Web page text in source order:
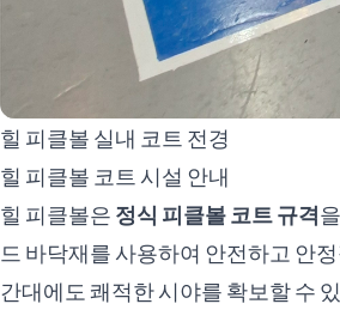
힐 피클볼 실내 코트 전경
힐 피클볼 코트 시설 안내
힐 피클볼은 정식 피클볼 코트 규격
드 바닥재를 사용하여 안전하고 안
간대에도 쾌적한 시야를 확보할 수